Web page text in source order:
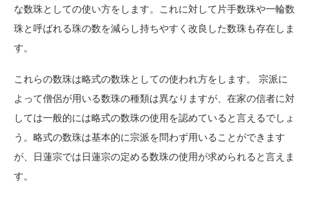
な数珠としての使い方をします。これに対して片手数珠や一輪数
珠と呼ばれる珠の数を減らし持ちやすく改良した数珠も存在しま
す。
これらの数珠は略式の数珠としての使われ方をします。 宗派に
よって僧侶が用いる数珠の種類は異なりますが、在家の信者に対
しては一般的には略式の数珠の使用を認めていると言えるでしょ
う。略式の数珠は基本的に宗派を問わず用いることができます
が、日蓮宗では日蓮宗の定める数珠の使用が求められると言えま
す。